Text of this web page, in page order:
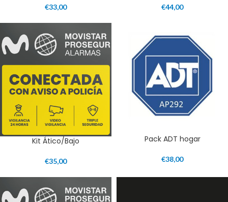
€33,00 €44,00
Kit Ático/Bajo
€35,00
Pack ADT hogar
€38,00